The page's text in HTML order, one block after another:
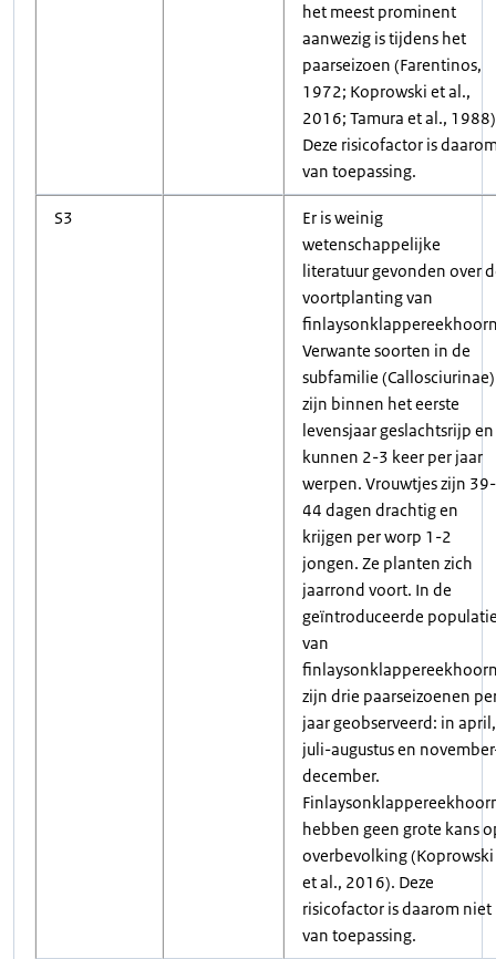
het meest prominent
aanwezig is tijdens het
paarseizoen (Farentinos,
1972; Koprowski et al.,
2016; Tamura et al.,
Deze risicofactor is
van toepassing.
S3
Er is weinig
wetenschappelijke
literatuur gevonden over
voortplanting van
Verwante soorten in de
subfamilie (Callosciurinae)
zijn binnen het eerste
levensjaar geslachtsrijp en
kunnen 2-3 keer per jaar
werpen. Vrouwtjes zijn 39-
44 dagen drachtig en
krijgen per worp 1-2
jongen. Ze planten zich
jaarrond voort. In de
geïntroduceerde
van
zijn drie paarseizoenen
jaar geobserveerd: in april,
juli-augustus en
december.
hebben geen grote kans
overbevolking (Koprowski
et al., 2016). Deze
risicofactor is daarom niet
van toepassing.